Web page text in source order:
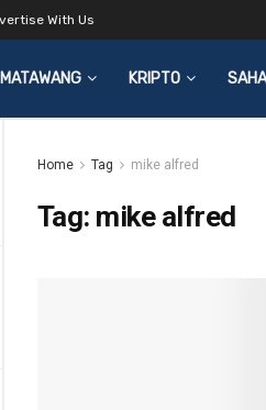
With Us
MATAWANG KRIPTO
Home Tag mike alfred
Tag: mike alfred